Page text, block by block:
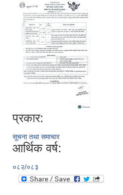
प्रकार:
सूचना तथा समाचार
आर्थिक वर्ष:
०८२/०८३